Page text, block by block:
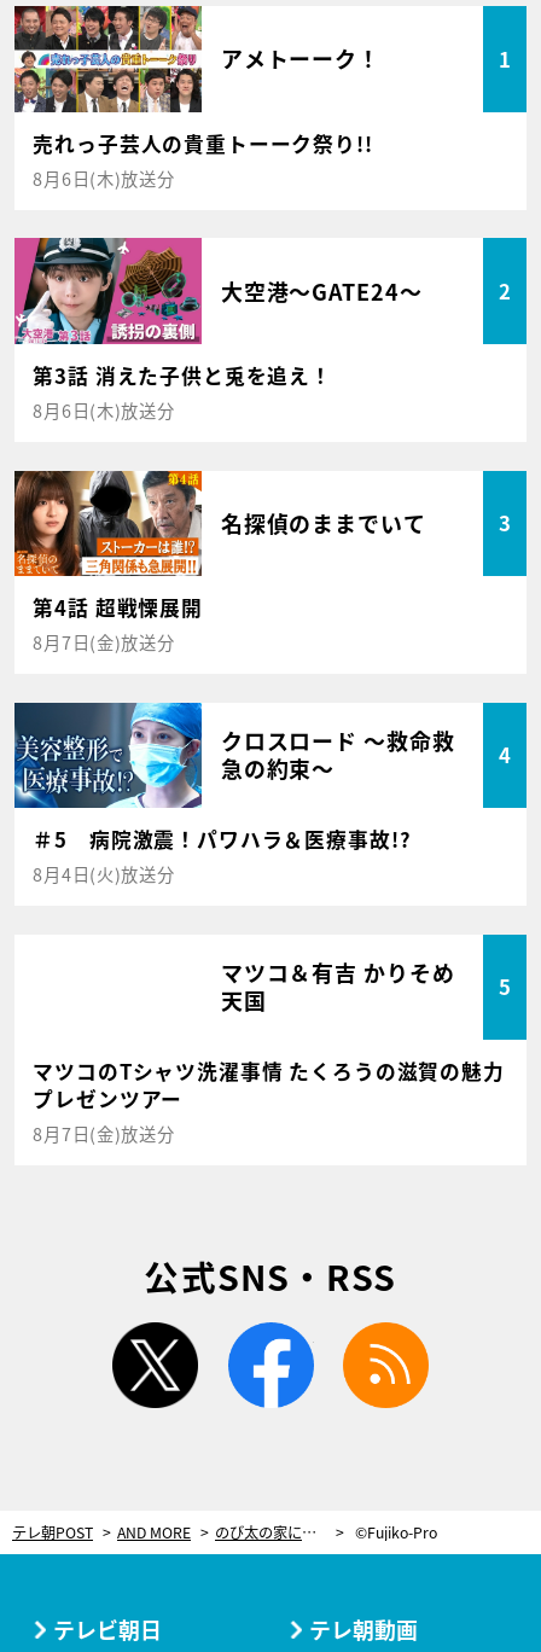
アメトーーク！ 1
売れっ子芸人の貴重トーーク祭り!!
8月6日(木)放送分
大空港～GATE24～ 2
第3話 消えた子供と兎を追え！
8月6日(木)放送分
名探偵のままでいて 3
第4話 超戦慄展開
8月7日(金)放送分
クロスロード ～救命救
急の約束～
4
＃5 病院激震！パワハラ＆医療事故!?
8月4日(火)放送分
マツコ＆有吉 かりそめ
天国
5
マツコのTシャツ洗濯事情 たくろうの滋賀の魅力
プレゼンツアー
8月7日(金)放送分
公式SNS・RSS
twitter facebook
テレ朝POST AND MORE のび太の家に行ってきた！ワクワクがとまらない仕掛けが満載＜川崎市 藤子・Ｆ・不二雄ミュージアム＞ ©Fujiko-Pro
テレビ朝日 テレ朝動画